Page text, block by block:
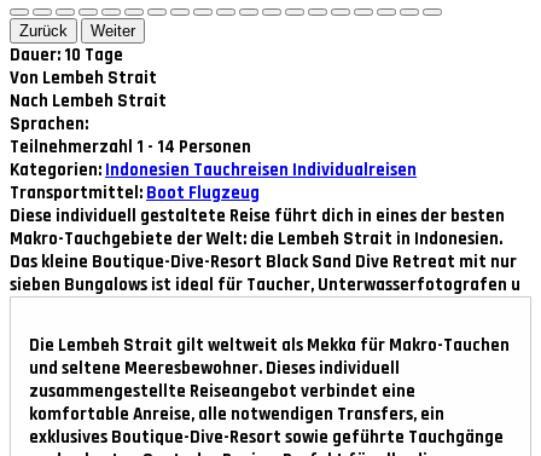
Zurück Weiter
Dauer: 10 Tage
Von Lembeh Strait
Nach Lembeh Strait
Sprachen:
Teilnehmerzahl 1 - 14 Personen
Kategorien: Indonesien Tauchreisen Individualreisen
Transportmittel: Boot Flugzeug
Diese individuell gestaltete Reise führt dich in eines der besten
Makro-Tauchgebiete der Welt: die Lembeh Strait in Indonesien.
Das kleine Boutique-Dive-Resort Black Sand Dive Retreat mit nur
sieben Bungalows ist ideal für Taucher, Unterwasserfotografen u
Die Lembeh Strait gilt weltweit als Mekka für Makro-Tauchen
und seltene Meeresbewohner. Dieses individuell
zusammengestellte Reiseangebot verbindet eine
komfortable Anreise, alle notwendigen Transfers, ein
exklusives Boutique-Dive-Resort sowie geführte Tauchgänge